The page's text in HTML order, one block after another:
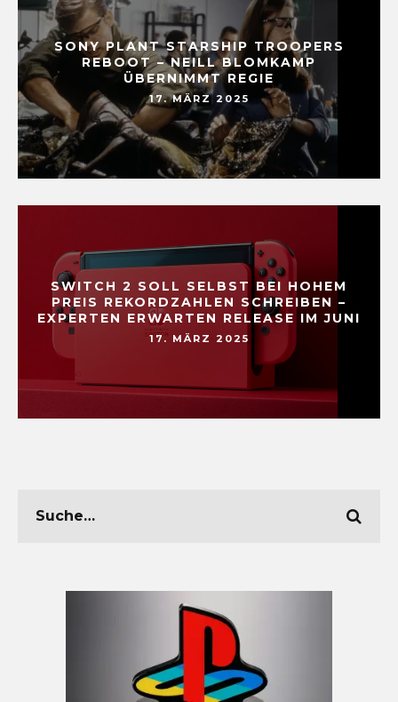
SONY PLANT STARSHIP TROOPERS
REBOOT – NEILL BLOMKAMP
ÜBERNIMMT REGIE
17. MÄRZ 2025
SWITCH 2 SOLL SELBST BEI HOHEM
PREIS REKORDZAHLEN SCHREIBEN –
EXPERTEN ERWARTEN RELEASE IM JUNI
17. MÄRZ 2025